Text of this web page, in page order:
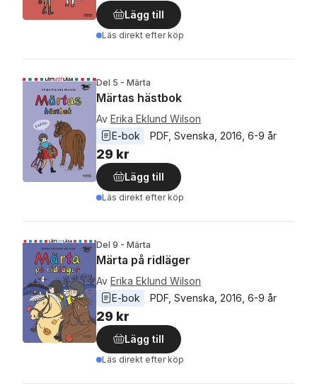
Lägg till
Läs direkt efter köp
Del 5 - Märta
Märtas hästbok
Av Erika Eklund Wilson
E-bok
PDF Svenska 2016 6-9 år
29 kr
Lägg till
Läs direkt efter köp
Del 9 - Märta
Märta på ridläger
Av Erika Eklund Wilson
E-bok
PDF Svenska 2016 6-9 år
29 kr
Lägg till
Läs direkt efter köp